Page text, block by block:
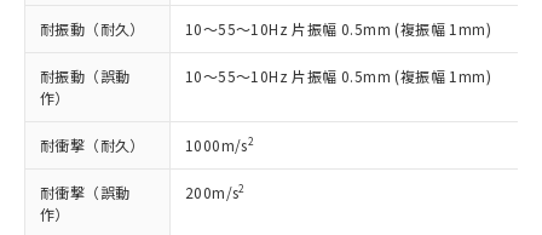
耐振動（耐久） 10～55～10Hz 片振幅 0.5mm (複振幅 1mm)
耐振動（誤動
作）
10～55～10Hz 片振幅 0.5mm (複振幅 1mm)
耐衝撃（耐久） 1000m/s2
耐衝撃（誤動
作）
200m/s2
タに基づき作成されるものであり、閲
覧された時点での実際の在庫および標
準価格とは異なる場合があることをご
正式な納期状況および標準価格はお客
様のお取引先、またはお客様担当のオ
ムロン制御機器販売店・当社販売員に
ご相談ください。
鉛(Pb) 1000ppm以下、 水銀(Hg) 1000ppm以下、 カド
ミウム(Cd) 100ppm以下、
六価クロム(Cr(Ⅵ)) 1000ppm以下、ポリ臭化ビフェニル
類(PBB) 1000ppm以下、ポリ臭化ジフェニルエーテル類
ル) (DEHP)(別名：DOP) 1000ppm以下、フタル酸ブチ
ルベンジル（BBP） 1000ppm以下、フタル酸ジブチル
（DBP） 1000ppm以下、フタル酸ジイソブチル
但し、RoHS指令で産業用監視および制御機器に対する
*中国RoHS10物質の基準値 (GB/T26572)：
Pb(鉛) :1000ppm、 Hg(水銀) : 1000ppm、 Cd(カドミウ
ム) : 100ppm、
Cr(Ⅵ)(六価クロム) : 1000ppm、 PBBs(ポリ臭化ビフェ
ル類) : 1000ppm、
DBP(フタル酸ジブチル) : 1000ppm、 DIBP(フタル酸ジ
ル) : 1000ppm、
DEHP(フタル酸ビス(2-エチルヘキシル)) : 1000ppm
または国外への提供する場合は、日本
国政府の輸出許可(または役務取引許
可)を取得するなどの必要な手続きを
当社は規制貨物を破棄する場合は、完
全に破砕するなど、違法に輸出されな
いよう必要な手段を講じます。
当社は貴社製品を、核兵器、ミサイ
記
説明
一定数には満たないが在庫あり